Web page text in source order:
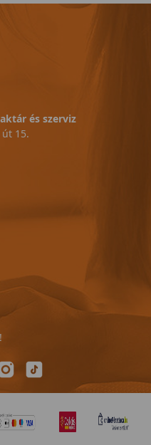
és szerviz
15.